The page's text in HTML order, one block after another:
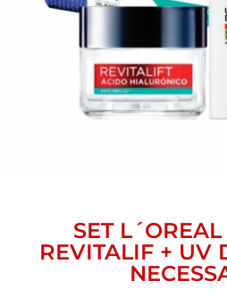
SET
REVITALIF + UV